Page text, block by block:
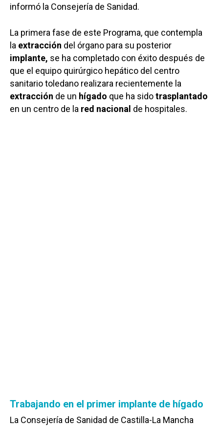
informó la Consejería de Sanidad.
La primera fase de este Programa, que contempla
la extracción del órgano para su posterior
implante, se ha completado con éxito después de
que el equipo quirúrgico hepático del centro
sanitario toledano realizara recientemente la
extracción de un hígado que ha sidotrasplantado
en un centro de la red nacional de hospitales.
Trabajando en el primer implante de hígado
La Consejería de Sanidad de Castilla-La Mancha